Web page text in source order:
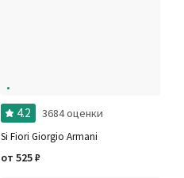
4.2 3684 оценки
Si Fiori Giorgio Armani
от 525₽